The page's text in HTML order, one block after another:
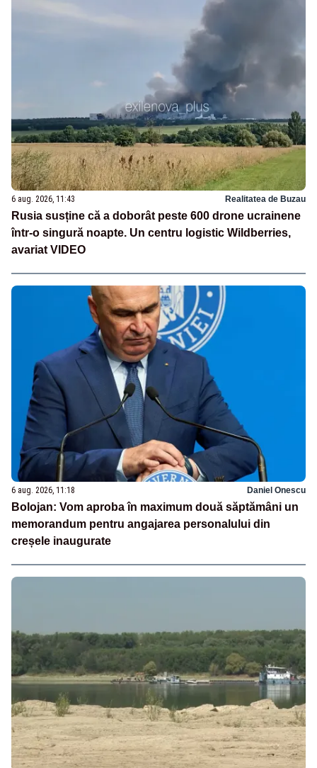
6 aug. 2026, 11:43 Realitatea de Buzau
Rusia susține că a doborât peste 600 drone ucrainene
într-o singură noapte. Un centru logistic Wildberries,
avariat VIDEO
6 aug. 2026, 11:18 Daniel Onescu
Bolojan: Vom aproba în maximum două săptămâni un
memorandum pentru angajarea personalului din
creșele inaugurate